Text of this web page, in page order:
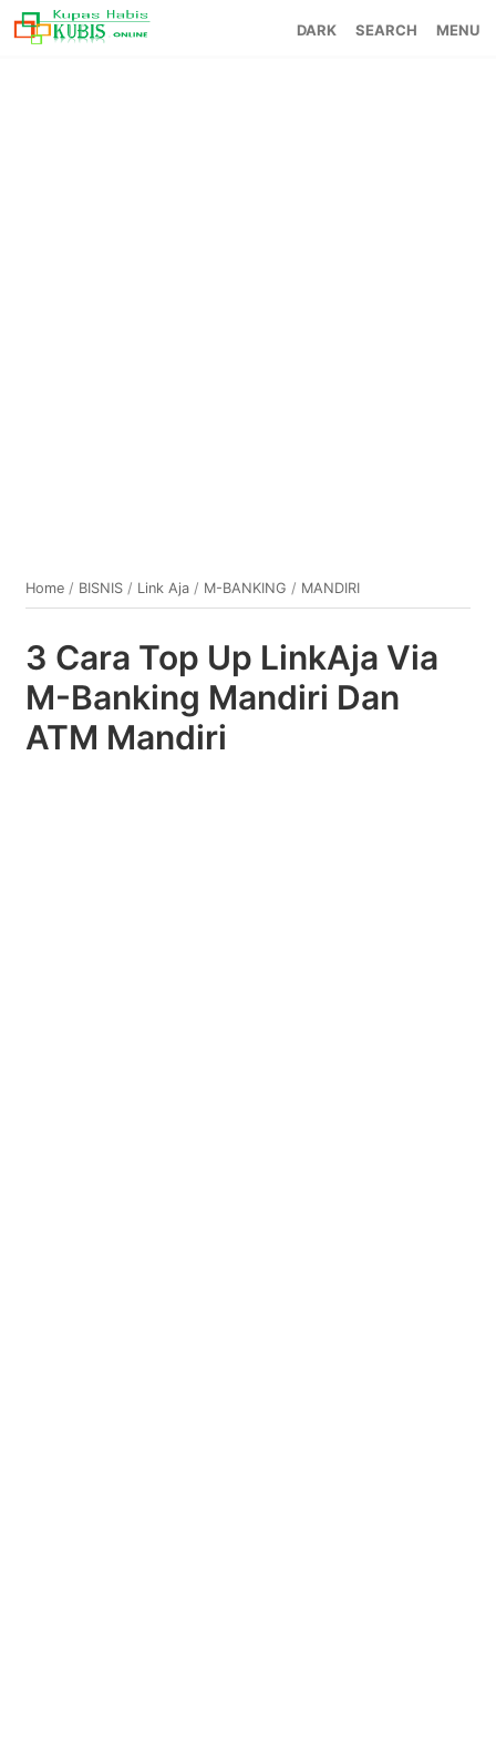
SEARCH MENU
Home / BISNIS / Link Aja / M-BANKING / MANDIRI
3 Cara Top Up LinkAja Via
M-Banking Mandiri Dan
ATM Mandiri